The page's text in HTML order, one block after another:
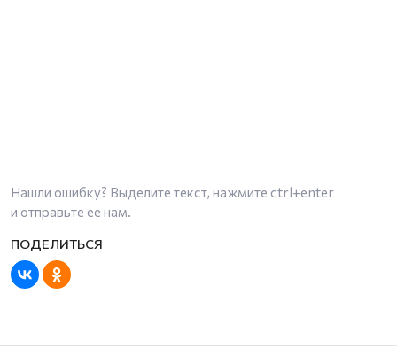
Нашли ошибку? Выделите текст, нажмите ctrl+enter
и отправьте ее нам.